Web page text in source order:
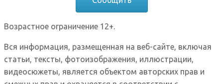
Возрастное ограничение 12+.
Вся информация, размещенная на веб-сайте, включая
статьи, тексты, фотоизображения, иллюстрации,
видеосюжеты, является объектом авторских прав и